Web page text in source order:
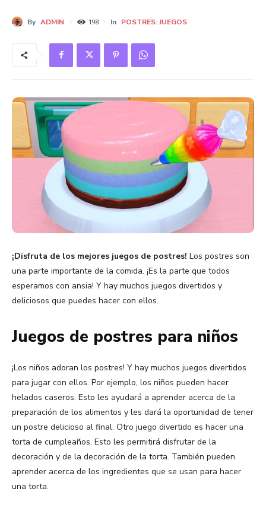
By ADMIN 198 In POSTRES: JUEGOS
¡Disfruta de los mejores juegos de postres! Los postres son
una parte importante de la comida. ¡Es la parte que todos
esperamos con ansia! Y hay muchos juegos divertidos y
deliciosos que puedes hacer con ellos.
Juegos de postres para niños
¡Los niños adoran los postres! Y hay muchos juegos divertidos
para jugar con ellos. Por ejemplo, los niños pueden hacer
helados caseros. Esto les ayudará a aprender acerca de la
preparación de los alimentos y les dará la oportunidad de tener
un postre delicioso al final. Otro juego divertido es hacer una
torta de cumpleaños. Esto les permitirá disfrutar de la
decoración y de la decoración de la torta. También pueden
aprender acerca de los ingredientes que se usan para hacer
una torta.